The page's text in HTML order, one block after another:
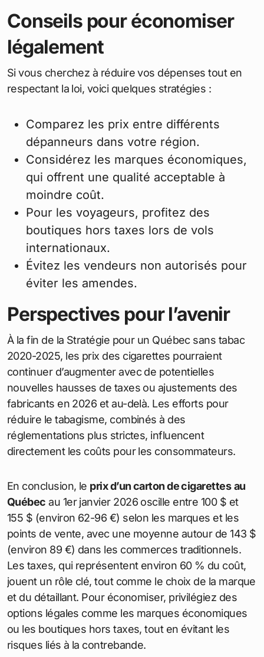
Conseils pour économiser
légalement
Si vous cherchez à réduire vos dépenses tout en
respectant la loi, voici quelques stratégies :
Comparez les prix entre différents
dépanneurs dans votre région.
Considérez les marques économiques,
qui offrent une qualité acceptable à
moindre coût.
Pour les voyageurs, profitez des
boutiques hors taxes lors de vols
internationaux.
Évitez les vendeurs non autorisés pour
éviter les amendes.
Perspectives pour l’avenir
À la fin de la Stratégie pour un Québec sans tabac
2020-2025, les prix des cigarettes pourraient
continuer d’augmenter avec de potentielles
nouvelles hausses de taxes ou ajustements des
fabricants en 2026 et au-delà. Les efforts pour
réduire le tabagisme, combinés à des
réglementations plus strictes, influencent
directement les coûts pour les consommateurs.
En conclusion, le prix d’un carton de cigarettes au
Québec au 1er janvier 2026 oscille entre 100 $ et
155 $ (environ 62-96 €) selon les marques et les
points de vente, avec une moyenne autour de 143 $
(environ 89 €) dans les commerces traditionnels.
Les taxes, qui représentent environ 60 % du coût,
jouent un rôle clé, tout comme le choix de la marque
et du détaillant. Pour économiser, privilégiez des
options légales comme les marques économiques
ou les boutiques hors taxes, tout en évitant les
risques liés à la contrebande.